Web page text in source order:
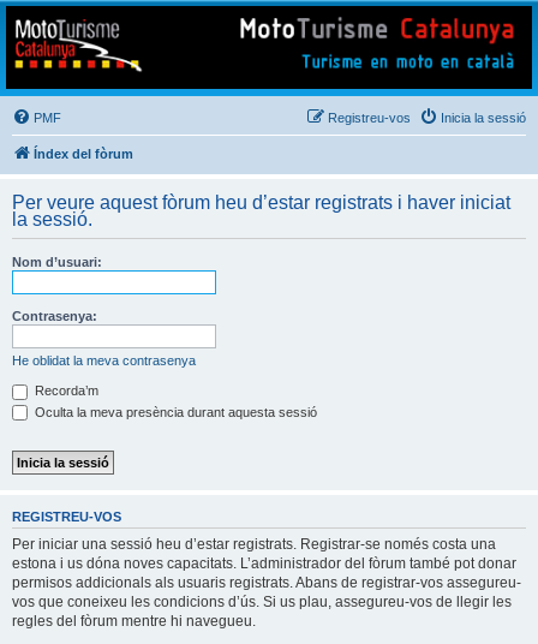
Mototurisme
Turisme en moto en català
PMF Inicia la sessió
Registreu-vos
Índex del fòrum
Per veure aquest fòrum heu d’estar registrats i haver iniciat
la sessió.
Nom d’usuari:
Contrasenya:
He oblidat la meva contrasenya
Recorda’m
Oculta la meva presència durant aquesta sessió
REGISTREU-VOS
Per iniciar una sessió heu d’estar registrats. Registrar-se només costa una
estona i us dóna noves capacitats. L’administrador del fòrum també pot donar
permisos addicionals als usuaris registrats. Abans de registrar-vos assegureu-
vos que coneixeu les condicions d’ús. Si us plau, assegureu-vos de llegir les
regles del fòrum mentre hi navegueu.